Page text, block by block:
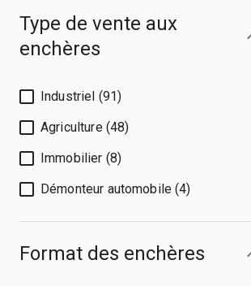
Type de vente aux
enchères
Industriel (91)
Agriculture (48)
Immobilier (8)
Démonteur automobile (4)
Format des enchères